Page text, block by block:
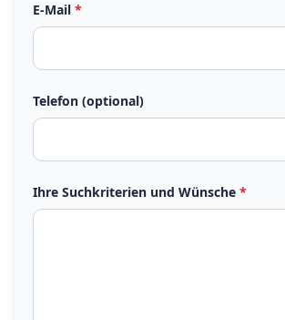
E-Mail *
Telefon (optional)
Ihre Suchkriterien und Wünsche *